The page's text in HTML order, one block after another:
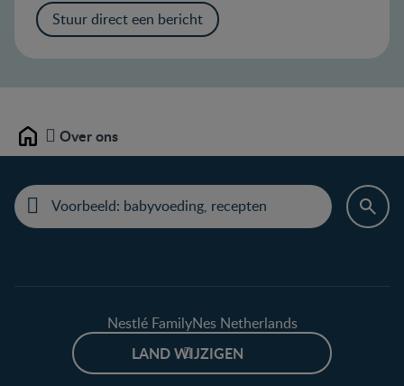
Stuur direct een bericht
Home Over ons
Nestlé FamilyNes Netherlands
LAND WIJZIGEN